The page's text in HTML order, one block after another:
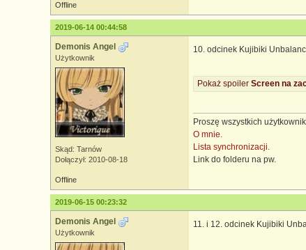
Offline
2019-06-14 00:44:58
Demonis Angel
Użytkownik
Skąd: Tarnów
Dołączył: 2010-08-18
10. odcinek Kujibiki
Pokaż spoiler Screen na
Proszę wszystkich
O mnie.
Lista synchronizacji.
Link do folderu na pw.
Offline
2019-06-15 00:23:32
Demonis Angel
Użytkownik
11. i 12. odcinek Kujibiki